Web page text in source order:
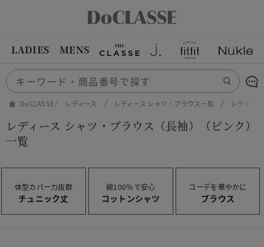
LADIES MENS
DoCLASSE レディース レディース シャツ・ブラウス一覧 レディー
レディース シャツ・ブラウス（長袖）（ピンク）
一覧
体型カバー力抜群
チュニック丈
綿100％で安心
コットンシャツ
コーデを華やかに
ブラウス